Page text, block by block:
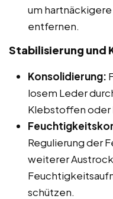
um
entfernen.
Stabilisierung und
Konsolidierung:
losem Leder
Klebstoffen oder
Regulierung der
weiterer
schützen.